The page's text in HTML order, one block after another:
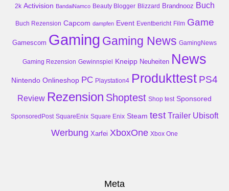
2k Activision BandaiNamco Beauty Blogger Blizzard Brandnooz Buch
Buch Rezension Capcom dampfen Event Eventbericht Film Game
Gamescom Gaming Gaming News GamingNews
Gaming Rezension Gewinnspiel Kneipp Neuheiten News
Nintendo Onlineshop PC Playstation4 Produkttest PS4
Review Rezension Shoptest Shop test Sponsored
SponsoredPost SquareEnix Square Enix Steam test Trailer Ubisoft
Werbung Xarfei XboxOne Xbox One
Meta